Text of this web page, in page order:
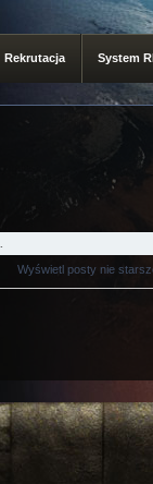
Rekrutacja System
Wyświetl posty nie